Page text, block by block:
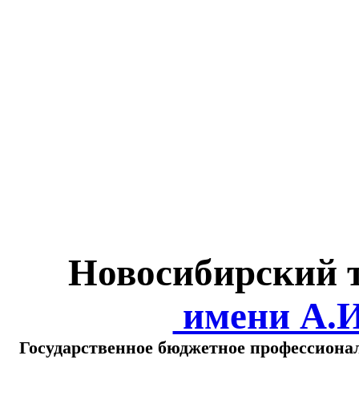
Новосибирский
имени
Государственное бюджетное